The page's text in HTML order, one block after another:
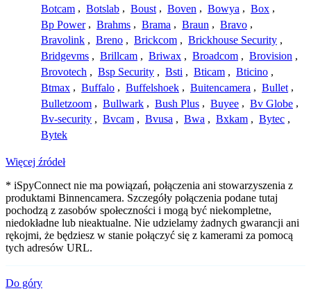
Botcam , Botslab , Boust , Boven , Bowya , Box ,
Bp Power , Brahms , Brama , Braun , Bravo ,
Bravolink , Breno , Brickcom , Brickhouse Security ,
Bridgevms , Brillcam , Briwax , Broadcom , Brovision ,
Brovotech , Bsp Security , Bsti , Bticam , Bticino ,
Btmax , Buffalo , Buffelshoek , Buitencamera , Bullet ,
Bulletzoom , Bullwark , Bush Plus , Buyee , Bv Globe ,
Bv-security , Bvcam , Bvusa , Bwa , Bxkam , Bytec ,
Bytek
Więcej źródeł
* iSpyConnect nie ma powiązań, połączenia ani stowarzyszenia z
produktami Binnencamera. Szczegóły połączenia podane tutaj
pochodzą z zasobów społeczności i mogą być niekompletne,
niedokładne lub nieaktualne. Nie udzielamy żadnych gwarancji ani
rękojmi, że będziesz w stanie połączyć się z kamerami za pomocą
tych adresów URL.
Do góry